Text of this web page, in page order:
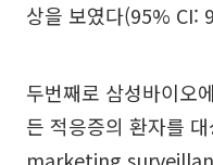
상을 보였다(95% CI:
두번째로 삼성바이오
든 적응증의 환자를